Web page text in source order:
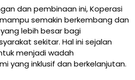
dan pembinaan ini, Koperasi
semakin berkembang dan
lebih besar bagi
sekitar. Hal ini sejalan
menjadi wadah
yang inklusif dan berkelanjutan.